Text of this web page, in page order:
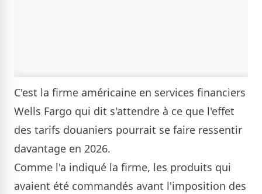
C'est la firme américaine en services financiers
Wells Fargo qui dit s'attendre à ce que l'effet
des tarifs douaniers pourrait se faire ressentir
davantage en 2026.
Comme l'a indiqué la firme, les produits qui
avaient été commandés avant l'imposition des